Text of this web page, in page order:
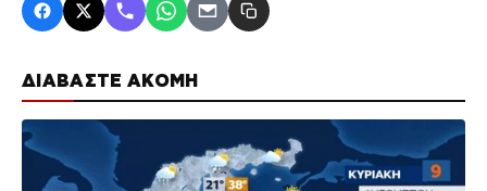
ΔΙΑΒΑΣΤΕ ΑΚΟΜΗ